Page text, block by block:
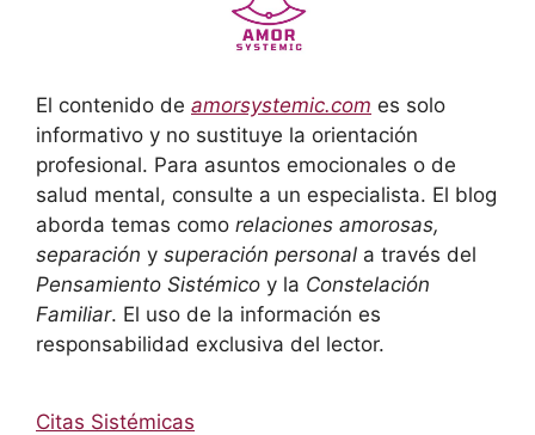
El contenido de amorsystemic.com es solo
informativo y no sustituye la orientación
profesional. Para asuntos emocionales o de
salud mental, consulte a un especialista. El blog
aborda temas como relaciones amorosas,
separación y superación personal a través del
Pensamiento Sistémico y la Constelación
Familiar. El uso de la información es
responsabilidad exclusiva del lector.
Citas Sistémicas